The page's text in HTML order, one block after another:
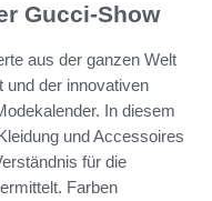
Gucci-Show
aus der ganzen Welt
und der innovativen
In diesem
und Accessoires
für die
Farben